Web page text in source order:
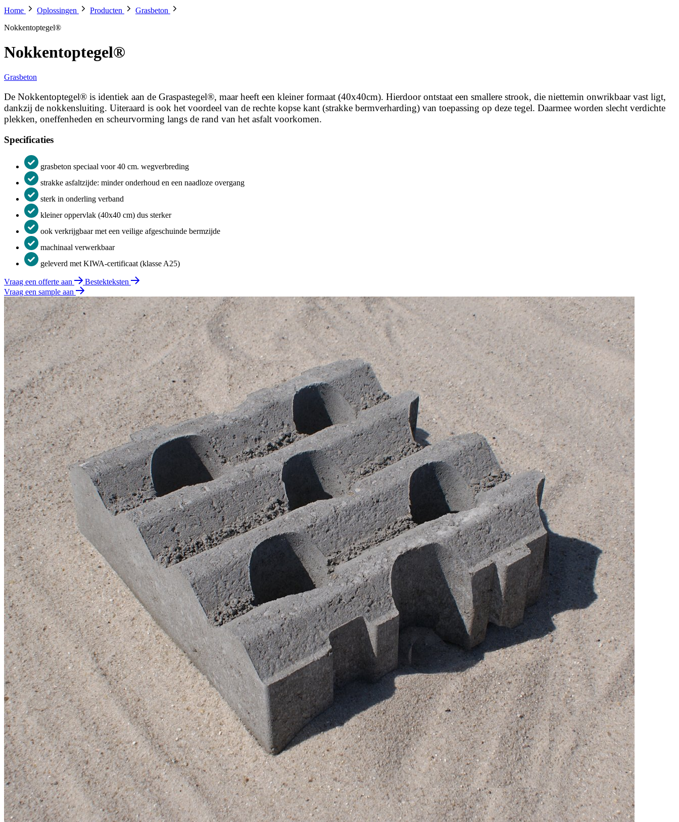
Home Oplossingen Producten
Grasbeton
Nokkentoptegel®
Nokkentoptegel®
Grasbeton
De Nokkentoptegel® is identiek aan de Graspastegel®, maar heeft een kleiner formaat (40x40cm). Hierdoor ontstaat een smallere strook, die niettemin onwrikbaar vast ligt,
dankzij de nokkensluiting. Uiteraard is ook het voordeel van de rechte kopse kant (strakke bermverharding) van toepassing op deze tegel. Daarmee worden slecht verdichte
plekken, oneffenheden en scheurvorming langs de rand van het asfalt voorkomen.
Specificaties
grasbeton speciaal voor 40 cm. wegverbreding
strakke asfaltzijde: minder onderhoud en een naadloze overgang
sterk in onderling verband
kleiner oppervlak (40x40 cm) dus sterker
ook verkrijgbaar met een veilige afgeschuinde bermzijde
machinaal verwerkbaar
geleverd met KIWA-certificaat (klasse A25)
Vraag een offerte aan
Bestekteksten
Vraag een sample aan